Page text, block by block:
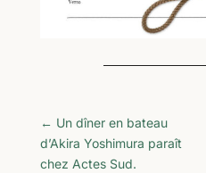
← Un dîner en bateau
d’Akira Yoshimura paraît
chez Actes Sud.